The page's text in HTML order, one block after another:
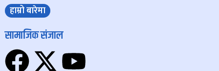
हाम्रो बारेमा
सामाजिक संजाल